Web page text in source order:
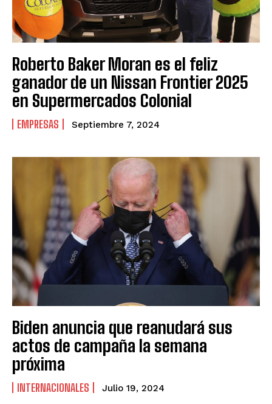
Roberto Baker Moran es el feliz
ganador de un Nissan Frontier 2025
en Supermercados Colonial
EMPRESAS Septiembre 7, 2024
Biden anuncia que reanudará sus
actos de campaña la semana
próxima
INTERNACIONALES Julio 19, 2024